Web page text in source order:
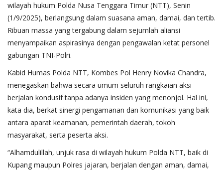
wilayah hukum Polda Nusa Tenggara Timur (NTT), Senin
(1/9/2025), berlangsung dalam suasana aman, damai, dan tertib.
Ribuan massa yang tergabung dalam sejumlah aliansi
menyampaikan aspirasinya dengan pengawalan ketat personel
gabungan TNI-Polri.
Kabid Humas Polda NTT, Kombes Pol Henry Novika Chandra,
menegaskan bahwa secara umum seluruh rangkaian aksi
berjalan kondusif tanpa adanya insiden yang menonjol. Hal ini,
kata dia, berkat sinergi pengamanan dan komunikasi yang baik
antara aparat keamanan, pemerintah daerah, tokoh
masyarakat, serta peserta aksi.
“Alhamdulillah, unjuk rasa di wilayah hukum Polda NTT, baik di
Kupang maupun Polres jajaran, berjalan dengan aman, damai,